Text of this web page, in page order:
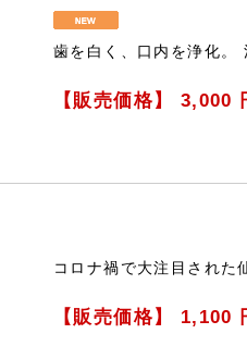
歯を白く、口内を浄化。
【販売価格】 3,000
コロナ禍で大注目された
【販売価格】 1,100